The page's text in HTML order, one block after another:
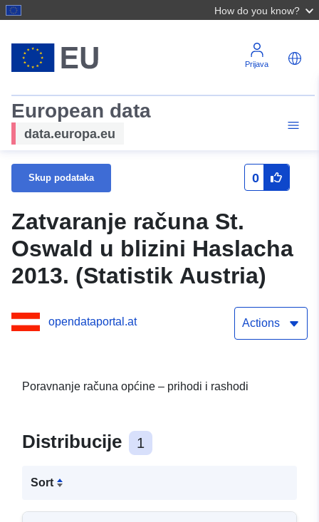
How do you know?
Prijava
European data
data.europa.eu
Skup podataka 0
Zatvaranje računa St.
Oswald u blizini Haslacha
2013. (Statistik Austria)
opendataportal.at Actions
Poravnanje računa općine – prihodi i rashodi
Distribucije 1
Sort